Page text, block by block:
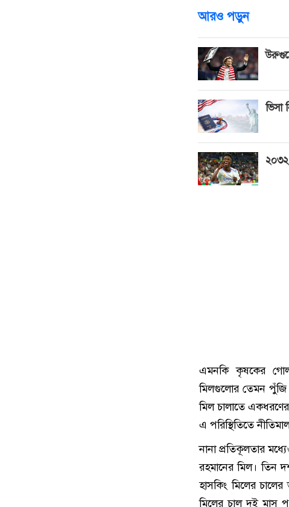
আরও পড়ুন
ভিসা
২০৩২
এমনকি কৃষকের
মিলগুলোর তেমন পুঁজি
মিল চালাতে
এ পরিস্থিতিতে
নানা প্রতিকূলতার
রহমানের মিল। তিন
হাসকিং মিলের
মিলের চাল দুই মাস